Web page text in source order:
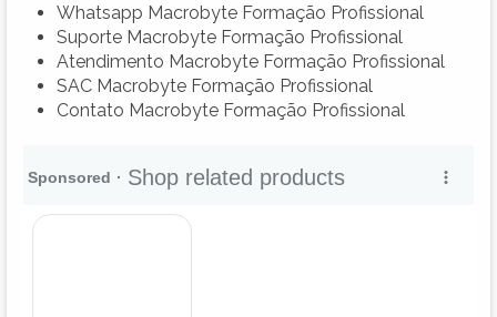
Whatsapp Macrobyte Formação Profissional
Suporte Macrobyte Formação Profissional
Atendimento Macrobyte Formação Profissional
SAC Macrobyte Formação Profissional
Contato Macrobyte Formação Profissional